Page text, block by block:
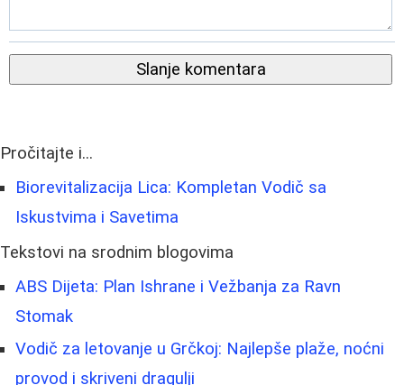
Slanje komentara
Pročitajte i...
Biorevitalizacija Lica: Kompletan Vodič sa
Iskustvima i Savetima
Tekstovi na srodnim blogovima
ABS Dijeta: Plan Ishrane i Vežbanja za Ravn
Stomak
Vodič za letovanje u Grčkoj: Najlepše plaže, noćni
provod i skriveni dragulji